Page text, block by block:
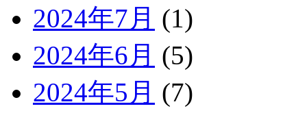
2024年7月 (1)
2024年6月 (5)
2024年5月 (7)